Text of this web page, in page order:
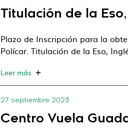
Titulación de la
Plazo de Inscripción para la
Polícar. Titulación de la Eso,
Leer más
27 septiembre 2023
Centro Vuela